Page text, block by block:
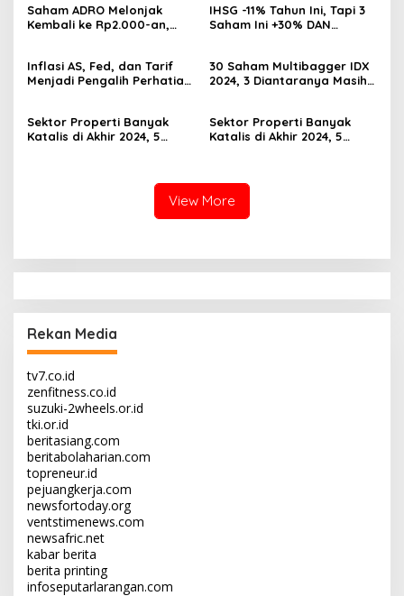
Saham ADRO Melonjak
Kembali ke Rp2.000-an,
IHSG -11% Tahun Ini, Tapi 3
Saham Ini +30% DAN
Inflasi AS, Fed, dan Tarif
Menjadi Pengalih Perhatian
30 Saham Multibagger IDX
2024, 3 Diantaranya Masih
Sektor Properti Banyak
Katalis di Akhir 2024, 5
Sektor Properti Banyak
Katalis di Akhir 2024, 5
View More
Rekan Media
tv7.co.id
zenfitness.co.id
suzuki-2wheels.or.id
tki.or.id
beritasiang.com
beritabolaharian.com
topreneur.id
pejuangkerja.com
newsfortoday.org
ventstimenews.com
newsafric.net
kabar berita
berita printing
infoseputarlarangan.com